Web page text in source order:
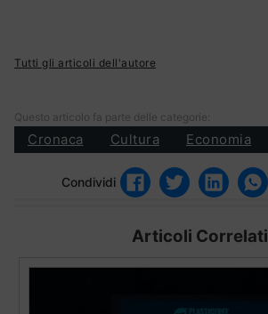
Tutti gli articoli dell'autore
Questo articolo fa parte delle categorie:
Cronaca Cultura Economia
Condividi
Articoli Correlati